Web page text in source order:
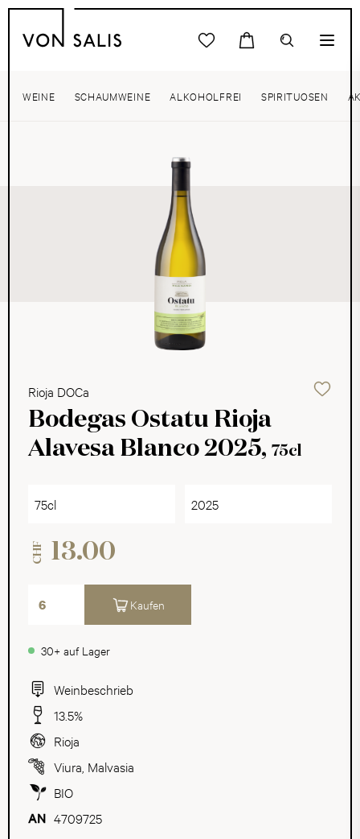
WEINE SCHAUMWEINE ALKOHOLFREI SPIRITUOSEN
Rioja DOCa
Bodegas Ostatu Rioja
Alavesa Blanco 2025, 75cl
Weinbeschrieb
13.5%
Rioja
Viura Malvasia
BIO
4709725
75cl 2025
30+ auf Lager
CHF 13.00
Kaufen